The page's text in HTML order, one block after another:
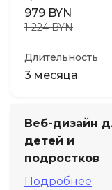
979 BYN
1 224 BYN
Длительность
3 месяца
Веб-дизайн
детей и
подростков
Подробнее